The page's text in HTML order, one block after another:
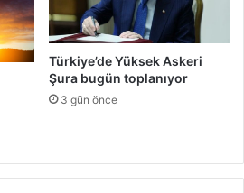
Türkiye’de Yüksek Askeri
Şura bugün toplanıyor
3 gün önce